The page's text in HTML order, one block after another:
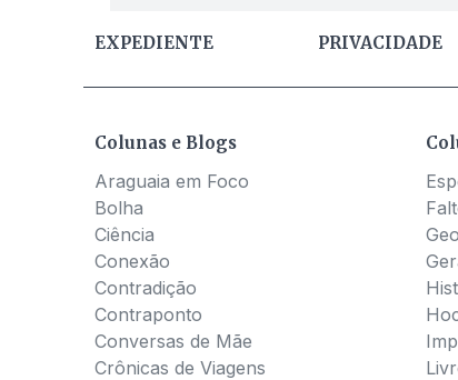
EXPEDIENTE PRIVACIDADE
Colunas e Blogs
Araguaia em Foco
Bolha
Ciência
Conexão
Contradição
Contraponto
Conversas de Mãe
Crônicas de Viagens